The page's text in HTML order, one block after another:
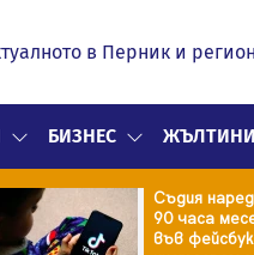
в Перник и
БИЗНЕС ЖЪЛТИНИ
Съдия
90 часа
във